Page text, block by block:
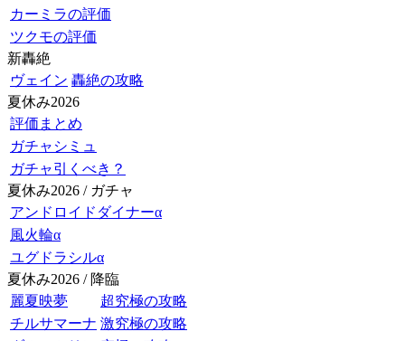
カーミラの評価
ツクモの評価
新轟絶
ヴェイン 轟絶の攻略
夏休み2026
評価まとめ
ガチャシミュ
ガチャ引くべき？
夏休み2026 / ガチャ
アンドロイドダイナーα
風火輪α
ユグドラシルα
夏休み2026 / 降臨
麗夏映夢
超究極の攻略
チルサマーナ 激究極の攻略